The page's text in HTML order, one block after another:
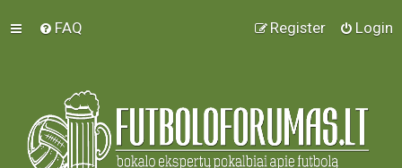
FAQ Login
Register